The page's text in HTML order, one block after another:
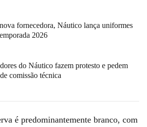
fornecedora, Náutico lança uniformes
2026
do Náutico fazem protesto e pedem
comissão técnica
é predominantemente branco, com